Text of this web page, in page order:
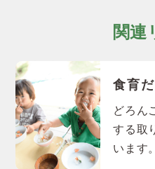
関連
食育
どろん
する取
います。